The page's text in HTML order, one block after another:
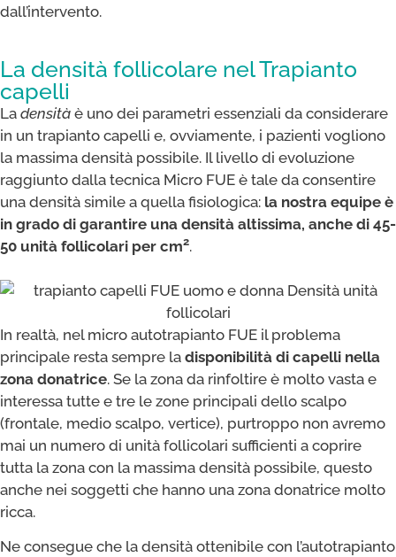
dall’intervento.
La densità follicolare nel Trapianto
capelli
La densità è uno dei parametri essenziali da considerare
in un trapianto capelli e, ovviamente, i pazienti vogliono
la massima densità possibile. Il livello di evoluzione
raggiunto dalla tecnica Micro FUE è tale da consentire
una densità simile a quella fisiologica: la nostra equipe è
in grado di garantire una densità altissima, anche di 45-
50 unità follicolari per cm2.
In realtà, nel micro autotrapianto FUE il problema
principale resta sempre la disponibilità di capelli nella
zona donatrice. Se la zona da rinfoltire è molto vasta e
interessa tutte e tre le zone principali dello scalpo
(frontale, medio scalpo, vertice), purtroppo non avremo
mai un numero di unità follicolari sufficienti a coprire
tutta la zona con la massima densità possibile, questo
anche nei soggetti che hanno una zona donatrice molto
ricca.
Ne consegue che la densità ottenibile con l’autotrapianto